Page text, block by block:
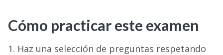
Cómo practicar este examen
Haz una selección de preguntas respetando